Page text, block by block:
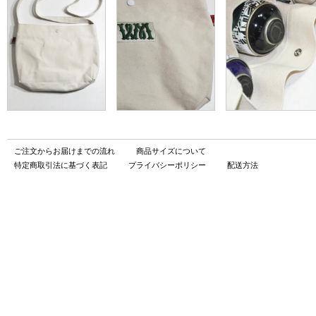
ご注文からお届けまでの流れ
商品サイズについて
特定商取引法に基づく表記
プライバシーポリシー 配送方法